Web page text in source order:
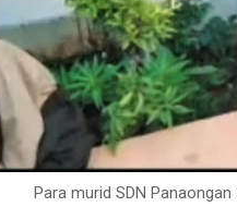
Para murid SDN